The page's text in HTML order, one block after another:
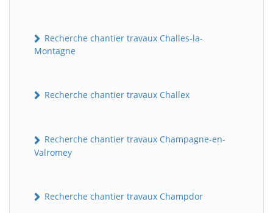
Recherche chantier travaux Challes-la-
Montagne
Recherche chantier travaux Challex
Recherche chantier travaux Champagne-en-
Valromey
Recherche chantier travaux Champdor